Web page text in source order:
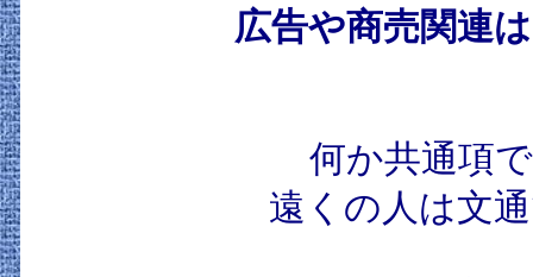
広告や商売関連
何か共通項
遠くの人は文